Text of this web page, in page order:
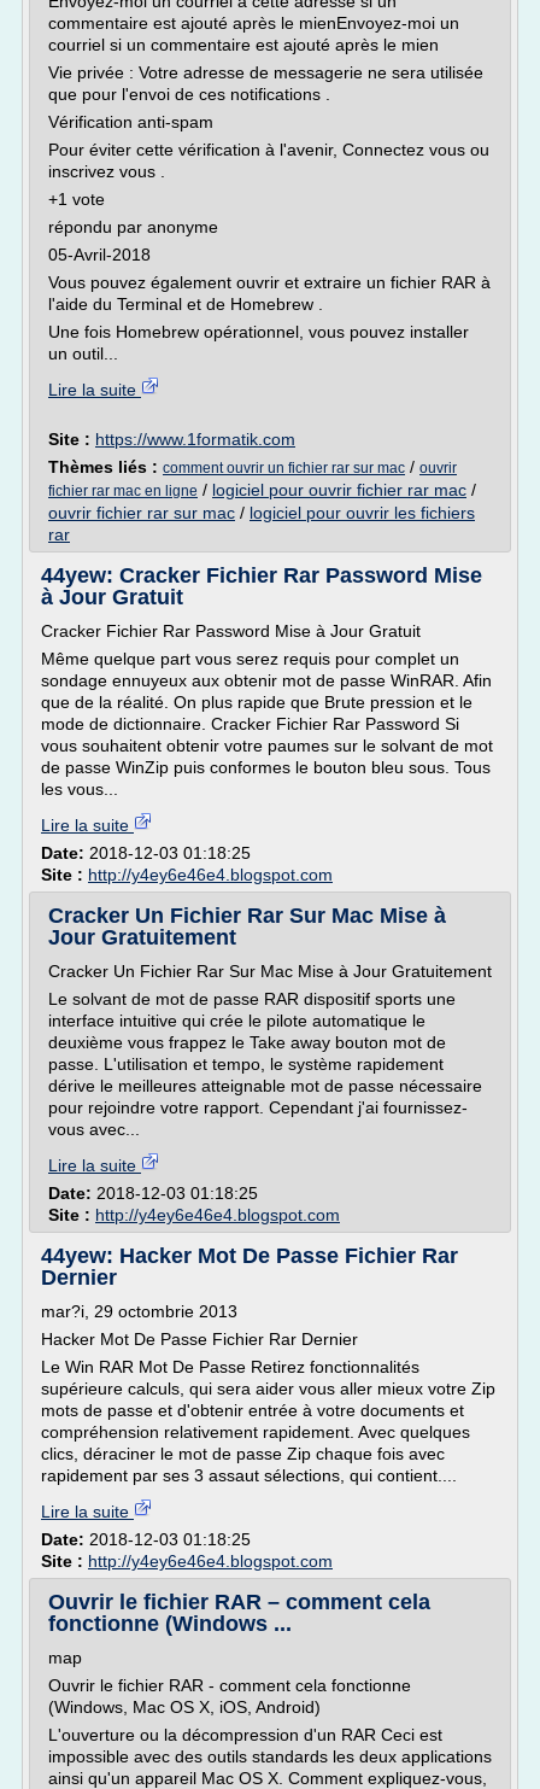
commentaire est ajouté après le mienEnvoyez-moi un
courriel si un commentaire est ajouté après le mien
Vie privée : Votre adresse de messagerie ne sera utilisée
que pour l'envoi de ces notifications .
Vérification anti-spam
Pour éviter cette vérification à l'avenir, Connectez vous ou
inscrivez vous .
+1 vote
répondu par anonyme
05-Avril-2018
Vous pouvez également ouvrir et extraire un fichier RAR à
l'aide du Terminal et de Homebrew .
Une fois Homebrew opérationnel, vous pouvez installer
un outil...
Lire la suite
Site : https://www.1formatik.com
Thèmes liés : comment ouvrir un fichier rar sur mac / ouvrir
fichier rar mac en ligne / logiciel pour ouvrir fichier rar mac /
ouvrir fichier rar sur mac / logiciel pour ouvrir les fichiers
rar
44yew: Cracker Fichier Rar Password Mise
à Jour Gratuit
Cracker Fichier Rar Password Mise à Jour Gratuit
Même quelque part vous serez requis pour complet un
sondage ennuyeux aux obtenir mot de passe WinRAR. Afin
que de la réalité. On plus rapide que Brute pression et le
mode de dictionnaire. Cracker Fichier Rar Password Si
vous souhaitent obtenir votre paumes sur le solvant de mot
de passe WinZip puis conformes le bouton bleu sous. Tous
les vous...
Lire la suite
Date: 2018-12-03 01:18:25
Site : http://y4ey6e46e4.blogspot.com
Cracker Un Fichier Rar Sur Mac Mise à
Jour Gratuitement
Cracker Un Fichier Rar Sur Mac Mise à Jour Gratuitement
Le solvant de mot de passe RAR dispositif sports une
interface intuitive qui crée le pilote automatique le
deuxième vous frappez le Take away bouton mot de
passe. L'utilisation et tempo, le système rapidement
dérive le meilleures atteignable mot de passe nécessaire
pour rejoindre votre rapport. Cependant j'ai fournissez-
vous avec...
Lire la suite
Date: 2018-12-03 01:18:25
Site : http://y4ey6e46e4.blogspot.com
44yew: Hacker Mot De Passe Fichier Rar
Dernier
mar?i, 29 octombrie 2013
Hacker Mot De Passe Fichier Rar Dernier
Le Win RAR Mot De Passe Retirez fonctionnalités
supérieure calculs, qui sera aider vous aller mieux votre Zip
mots de passe et d'obtenir entrée à votre documents et
compréhension relativement rapidement. Avec quelques
clics, déraciner le mot de passe Zip chaque fois avec
rapidement par ses 3 assaut sélections, qui contient....
Lire la suite
Date: 2018-12-03 01:18:25
Site : http://y4ey6e46e4.blogspot.com
Ouvrir le fichier RAR – comment cela
fonctionne (Windows ...
map
Ouvrir le fichier RAR - comment cela fonctionne
(Windows, Mac OS X, iOS, Android)
L'ouverture ou la décompression d'un RAR Ceci est
impossible avec des outils standards les deux applications
ainsi qu'un appareil Mac OS X. Comment expliquez-vous,